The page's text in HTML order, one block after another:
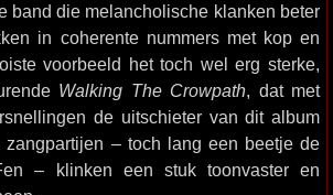
band die melancholische klanken beter
in coherente nummers met kop en
voorbeeld het toch wel erg sterke,
Walking The Crowpath, dat met
de uitschieter van dit album
zangpartijen – toch lang een beetje de
– klinken een stuk toonvaster en